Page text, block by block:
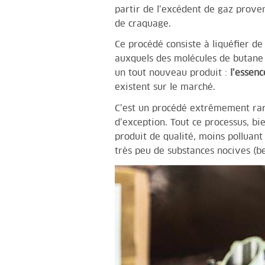
partir de l’excédent de gaz
de craquage.
Ce procédé consiste à liquéfier
auxquels des molécules de
un tout nouveau produit :
existent sur le marché.
C’est un procédé extrêmement
d’exception. Tout ce processus,
produit de qualité, moins
très peu de substances nocives